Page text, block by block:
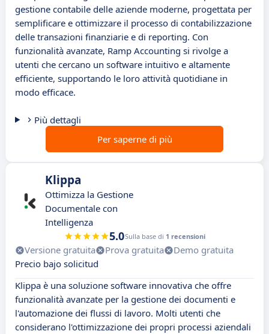
gestione contabile delle aziende moderne, progettata per
semplificare e ottimizzare il processo di contabilizzazione
delle transazioni finanziarie e di reporting. Con
funzionalità avanzate, Ramp Accounting si rivolge a
utenti che cercano un software intuitivo e altamente
efficiente, supportando le loro attività quotidiane in
modo efficace.
Più dettagli
Per saperne di più
Klippa
Ottimizza la Gestione
Documentale con
Intelligenza
5.0Sulla base di 1 recensioni
Versione gratuita Prova gratuita
Demo gratuita
Precio bajo solicitud
Klippa è una soluzione software innovativa che offre
funzionalità avanzate per la gestione dei documenti e
l'automazione dei flussi di lavoro. Molti utenti che
considerano l'ottimizzazione dei propri processi aziendali